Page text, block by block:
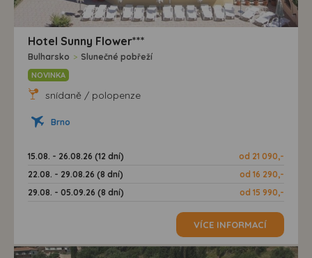
Hotel Sunny Flower***
Bulharsko > Slunečné pobřeží
NOVINKA
snídaně / polopenze
Brno
15.08. - 26.08.26 (12 dní)
od 21 090,-
22.08. - 29.08.26 (8 dní)
od 16 290,-
29.08. - 05.09.26 (8 dní)
od 15 990,-
VÍCE INFORMACÍ